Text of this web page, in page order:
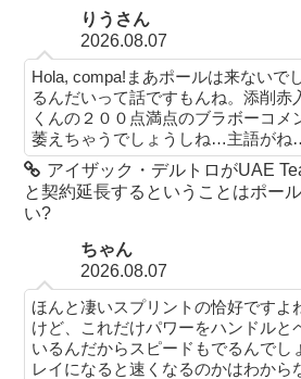
りうさん
2026.08.07
Hola, compa!まあポールは来ないで
るんだいって話ですもんね。添削赤
くんの２００点満点のブラボーコメ
萎えちゃうでしょうしね…主語がね
アイザック・デルトロがUAE
と契約延長するということはポー
い?
ちゃん
2026.08.07
ほんと凄いスプリントの恰好ですよ
けど、これだけパワーをハンドルと
いるんだからスピードもでるんでし
レイになると速くなるのかはわから